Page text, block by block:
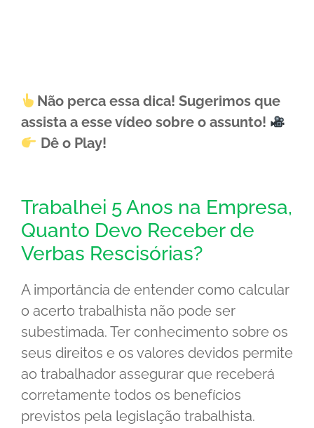
Não perca essa dica! Sugerimos que
assista a esse vídeo sobre o assunto!
Dê o Play!
Trabalhei 5 Anos na Empresa,
Quanto Devo Receber de
Verbas Rescisórias?
A importância de entender como calcular
o acerto trabalhista não pode ser
subestimada. Ter conhecimento sobre os
seus direitos e os valores devidos permite
ao trabalhador assegurar que receberá
corretamente todos os benefícios
previstos pela legislação trabalhista.